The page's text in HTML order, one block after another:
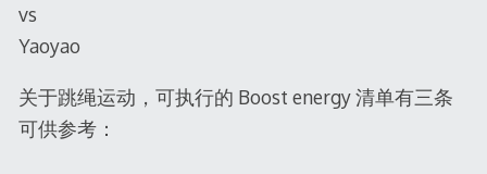
vs
Yaoyao
关于跳绳运动，可执行的 Boost energy 清单有三条
可供参考：